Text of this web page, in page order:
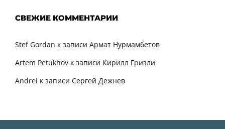
СВЕЖИЕ КОММЕНТАРИИ
Stef Gordan к записи Армат Нурмамбетов
Artem Petukhov к записи Кирилл Гризли
Andrei к записи Сергей Дежнев